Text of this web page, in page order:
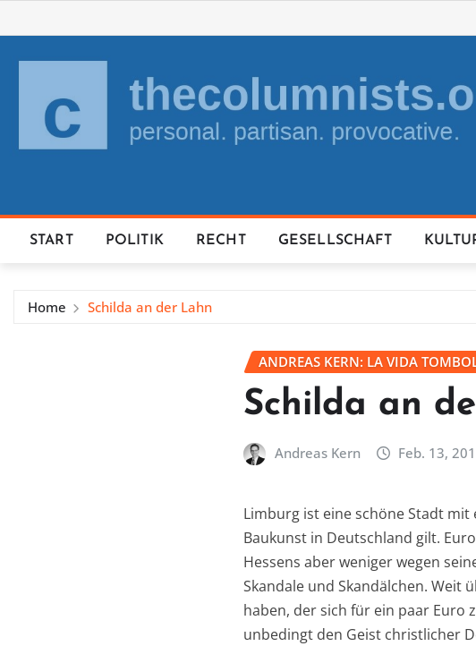
to
content
START POLITIK RECHT GESELLSCHAFT
Home Schilda an der Lahn
ANDREAS KERN: LA VIDA
Schilda an
Andreas Kern Feb. 13,
Limburg ist eine schöne Stadt
Baukunst in Deutschland gilt.
Hessens aber weniger wegen
Skandale und Skandälchen.
haben, der sich für ein paar Euro
unbedingt den Geist christlicher